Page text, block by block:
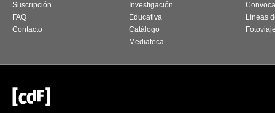
Suscripción
FAQ
Contacto
Investigación
Educativa
Catálogo
Mediateca
Líneas